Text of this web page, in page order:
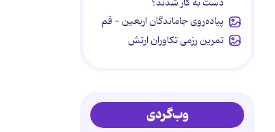
پیاده‌روی جاماندگان اربعین - قم
تمرین رزمی تکاوران ارتش
وب‌گردی